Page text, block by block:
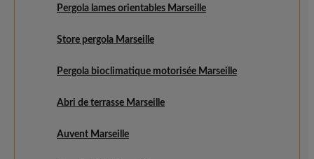
Pergola lames orientables Marseille
Store pergola Marseille
Pergola bioclimatique motorisée Marseille
Abri de terrasse Marseille
Auvent Marseille